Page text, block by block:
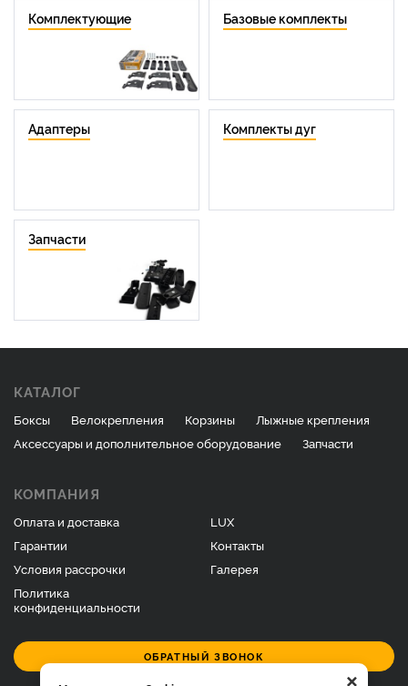
Комплектующие Базовые комплекты
Адаптеры Комплекты дуг
Запчасти
КАТАЛОГ
Боксы Велокрепления Корзины
Лыжные крепления
Аксессуары и дополнительное оборудование
Запчасти
КОМПАНИЯ
Оплата и доставка
Гарантии
Условия рассрочки
Политика
конфиденциальности
LUX
Контакты
Галерея
ОБРАТНЫЙ ЗВОНОК
×